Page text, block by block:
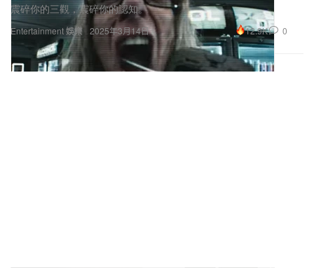
Entertainment 娛樂
震碎你的三觀，震碎你的認知。
2025年3月14日 12.9K 0